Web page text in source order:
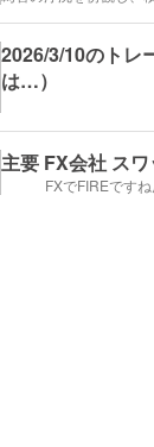
2026/3/10のトレ
は…）
主要 FX会社 ス
FXでFIREです